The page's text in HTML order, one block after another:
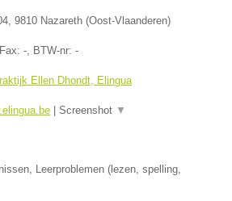
, 9810 Nazareth (Oost-Vlaanderen)
-, BTW-nr: -
Ellen Dhondt, Elingua
Screenshot ▼
Leerproblemen (lezen, spelling,